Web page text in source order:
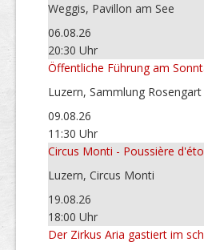
Weggis, Pavillon am See
06.08.26
20:30 Uhr
Öffentliche Führung am
Luzern, Sammlung Rosengart
09.08.26
11:30 Uhr
Circus Monti - Poussière
Luzern, Circus Monti
19.08.26
18:00 Uhr
Der Zirkus Aria gastiert im